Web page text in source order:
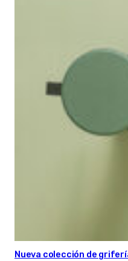
Nueva colección de